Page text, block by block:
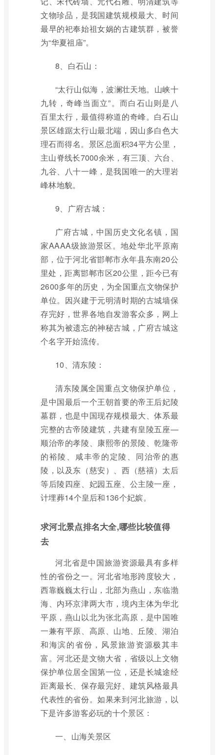
文物珍品，是我国建筑规模最大、时间
最早的祀奉始祖女娲的古建筑群，被誉
为“华夏祖庙”。
8、白石山：
“太行山似海，波澜壮天地。山峡十
九转，奇峰当面立”。而白石山则是八
百里太行，最值得称道的奇峰。白石山
景区雄踞太行山最北端，因山多白色大
理石而得名。景区总面积34平方公里，
主山脊线长7000余米，有三顶、六台、
九谷、八十一峰，是我国唯一的大理岩
峰林地貌。
9、广府古城：
广府古城，中国历史文化名镇，国
家AAAA级旅游景区。地处华北平原南
部，位于河北省邯郸市永年县东南20公
里处，距离邯郸市区20公里，距今已有
2600多年的历史，为全国重点文物保护
单位。因兴建于元明清时期的古城墙保
存完好，世界各地自发游客众多，网上
称其为被遗忘的神秘古城，广府古城这
个名字开始流传。
10、清东陵：
清东陵属全国重点文物保护单位，
是中国最后一个王朝首要的帝王后妃陵
墓群，也是中国现存规模最大、体系最
完整的古帝陵建筑，共建有皇陵五座—
顺治帝的孝陵、康熙帝的景陵、乾隆帝
的裕陵、咸丰帝的定陵、同治帝的惠
陵，以及东（慈安）、西（慈禧）太后
等后陵四座、妃园五座、公主陵一座，
计埋葬14个皇后和136个妃嫔。
求河北景点排名大全,哪些比较值得
去
河北省是中国旅游资源最具有多样
性的省份之一。河北省地形跨度较大，
西靠巍巍太行山，北部为燕山，东临渤
海、内环京津两大市，境内主体为华北
平原，燕山以北为张北高原，是中国唯
一兼有平原、高原、山地、丘陵、湖泊
和海滨的省份，风景旅游资源极其丰
富。河北还是文物大省，省级以上文物
保护单位居全国第一位，还是长城途经
距离最长、保存最完好、建筑风格最具
代表性的省份。如果来到河北旅游，以
下是许多游客必玩的十个景区：
一、山海关景区